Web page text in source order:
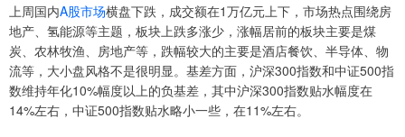
上周国内A股市场横盘下跌，成交额在1万亿元上下，市场热点围绕房
地产、氢能源等主题，板块上跌多涨少，涨幅居前的板块主要是煤
炭、农林牧渔、房地产等，跌幅较大的主要是酒店餐饮、半导体、物
流等，大小盘风格不是很明显。基差方面，沪深300指数和中证500指
数维持年化10%幅度以上的负基差，其中沪深300指数贴水幅度在
14%左右，中证500指数贴水略小一些，在11%左右。